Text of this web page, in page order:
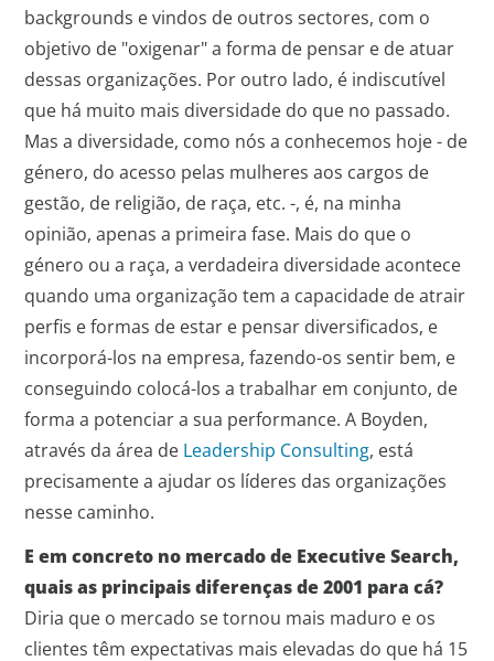
backgrounds e vindos de outros sectores, com o
objetivo de "oxigenar" a forma de pensar e de atuar
dessas organizações. Por outro lado, é indiscutível
que há muito mais diversidade do que no passado.
Mas a diversidade, como nós a conhecemos hoje - de
género, do acesso pelas mulheres aos cargos de
gestão, de religião, de raça, etc. -, é, na minha
opinião, apenas a primeira fase. Mais do que o
género ou a raça, a verdadeira diversidade acontece
quando uma organização tem a capacidade de atrair
perfis e formas de estar e pensar diversificados, e
incorporá-los na empresa, fazendo-os sentir bem, e
conseguindo colocá-los a trabalhar em conjunto, de
forma a potenciar a sua performance. A Boyden,
através da área de Leadership Consulting, está
precisamente a ajudar os líderes das organizações
nesse caminho.
E em concreto no mercado de Executive Search,
quais as principais diferenças de 2001 para cá?
Diria que o mercado se tornou mais maduro e os
clientes têm expectativas mais elevadas do que há 15